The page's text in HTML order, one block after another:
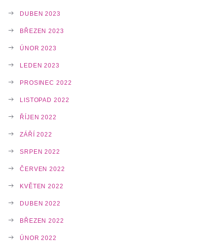
DUBEN 2023
BŘEZEN 2023
ÚNOR 2023
LEDEN 2023
PROSINEC 2022
LISTOPAD 2022
ŘÍJEN 2022
ZÁŘÍ 2022
SRPEN 2022
ČERVEN 2022
KVĚTEN 2022
DUBEN 2022
BŘEZEN 2022
ÚNOR 2022